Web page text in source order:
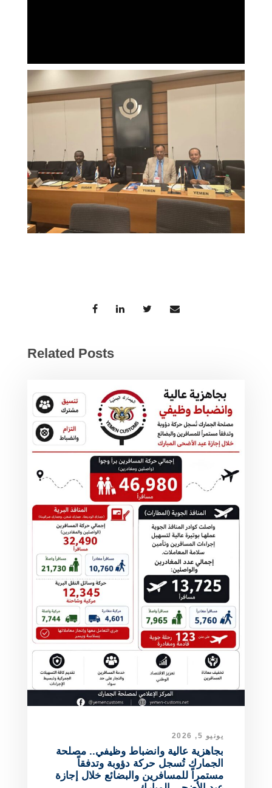
Related Posts
يونيو 5, 2026
بجاهزية عالية وانضباط وظيفي.. مصلحة
الجمارك تُسجل حركة دؤوبة وتدفقاً
مستمراً للمسافرين والبضائع خلال إجازة